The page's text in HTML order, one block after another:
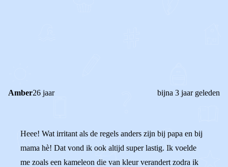
Amber26 jaar bijna 3 jaar geleden
Heee! Wat irritant als de regels anders zijn bij papa en bij
mama hè! Dat vond ik ook altijd super lastig. Ik voelde
me zoals een kameleon die van kleur verandert zodra ik